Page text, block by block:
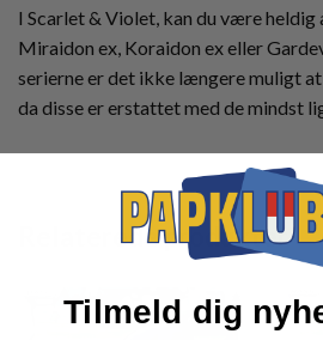
I Scarlet & Violet, kan du være
Miraidon ex, Koraidon ex eller
serierne er det ikke længere muligt
da disse er erstattet med de mindst
Relaterede produkter
Tilmeld dig